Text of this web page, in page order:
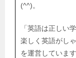
(^^)。
「英語は正しい
楽しく英語がし
を運営しています